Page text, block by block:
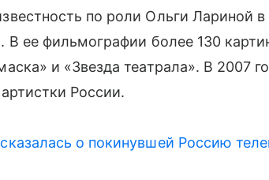
по роли Ольги Лариной
В ее фильмографии более 130
и «Звезда театрала». В 2007
России.
о покинувшей Россию